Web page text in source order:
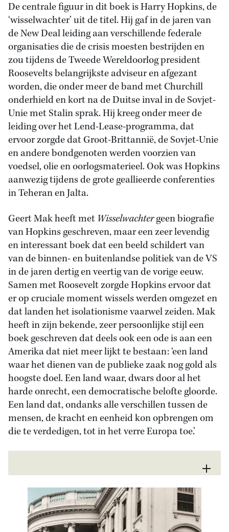
De centrale figuur in dit boek is Harry Hopkins, de
‘wisselwachter’ uit de titel. Hij gaf in de jaren van
de New Deal leiding aan verschillende federale
organisaties die de crisis moesten bestrijden en
zou tijdens de Tweede Wereldoorlog president
Roosevelts belangrijkste adviseur en afgezant
worden, die onder meer de band met Churchill
onderhield en kort na de Duitse inval in de Sovjet-
Unie met Stalin sprak. Hij kreeg onder meer de
leiding over het Lend-Lease-programma, dat
ervoor zorgde dat Groot-Brittannië, de Sovjet-Unie
en andere bondgenoten werden voorzien van
voedsel, olie en oorlogsmaterieel. Ook was Hopkins
aanwezig tijdens de grote geallieerde conferenties
in Teheran en Jalta.
Geert Mak heeft met Wisselwachtergeen biografie
van Hopkins geschreven, maar een zeer levendig
en interessant boek dat een beeld schildert van
van de binnen- en buitenlandse politiek van de VS
in de jaren dertig en veertig van de vorige eeuw.
Samen met Roosevelt zorgde Hopkins ervoor dat
er op cruciale moment wissels werden omgezet en
dat landen het isolationisme vaarwel zeiden. Mak
heeft in zijn bekende, zeer persoonlijke stijl een
boek geschreven dat deels ook een ode is aan een
Amerika dat niet meer lijkt te bestaan: ‘een land
waar het dienen van de publieke zaak nog gold als
hoogste doel. Een land waar, dwars door al het
harde onrecht, een democratische belofte gloorde.
Een land dat, ondanks alle verschillen tussen de
mensen, de kracht en eenheid kon opbrengen om
die te verdedigen, tot in het verre Europa toe.’